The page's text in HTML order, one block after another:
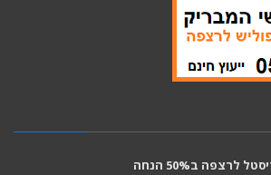
לרצפה ב50% הנחה